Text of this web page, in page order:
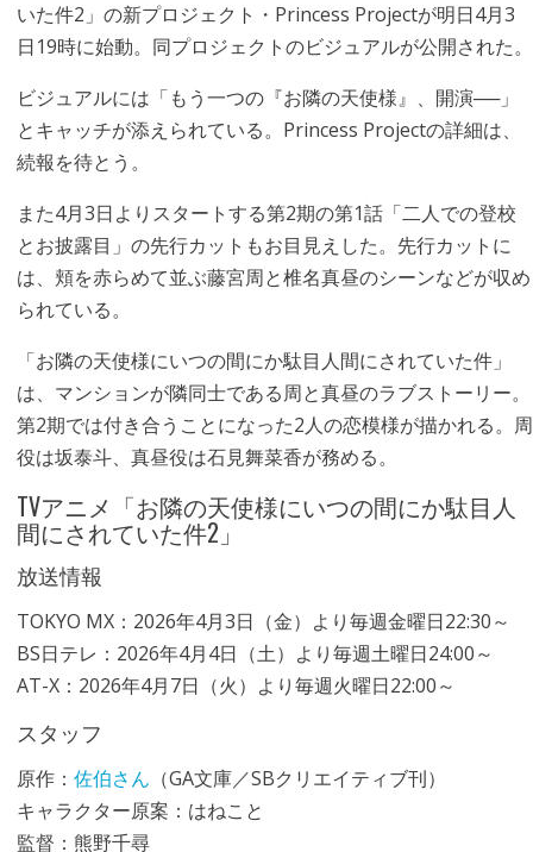
いた件2」の新プロジェクト・Princess Projectが明日4月3
日19時に始動。同プロジェクトのビジュアルが公開された。
ビジュアルには「もう一つの『お隣の天使様』、開演──」
とキャッチが添えられている。Princess Projectの詳細は、
続報を待とう。
また4月3日よりスタートする第2期の第1話「二人での登校
とお披露目」の先行カットもお目見えした。先行カットに
は、頬を赤らめて並ぶ藤宮周と椎名真昼のシーンなどが収め
られている。
「お隣の天使様にいつの間にか駄目人間にされていた件」
は、マンションが隣同士である周と真昼のラブストーリー。
第2期では付き合うことになった2人の恋模様が描かれる。周
役は坂泰斗、真昼役は石見舞菜香が務める。
TVアニメ「お隣の天使様にいつの間にか駄目人
間にされていた件2」
放送情報
TOKYO MX：2026年4月3日（金）より毎週金曜日22:30～
BS日テレ：2026年4月4日（土）より毎週土曜日24:00～
AT-X：2026年4月7日（火）より毎週火曜日22:00～
スタッフ
原作： 佐伯さん （GA文庫／SBクリエイティブ刊）
キャラクター原案：はねこと
監督：熊野千尋